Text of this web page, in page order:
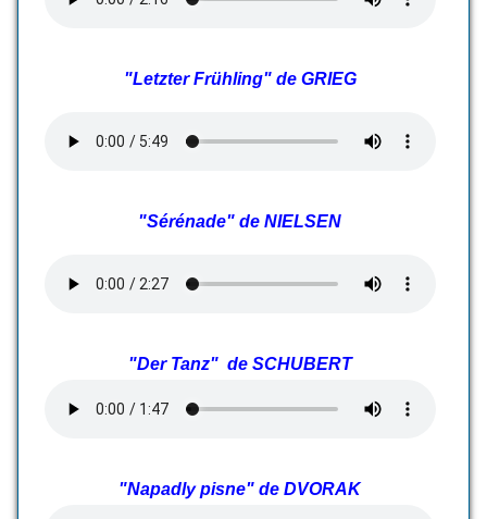
"Letzter Frühling" de GRIEG
"Sérénade" de NIELSEN
"Der Tanz" de SCHUBERT
"Napadly pisne" de DVORAK